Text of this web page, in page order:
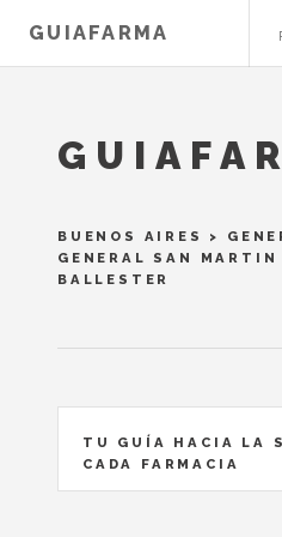
GUIAFARMA
BUENOS AIRES >
GENERAL SAN MARTIN
BALLESTER
TU GUÍA HACIA LA
CADA FARMACIA